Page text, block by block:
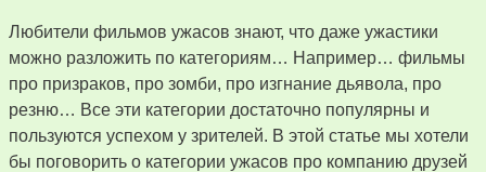
Любители фильмов ужасов знают, что даже ужастики
можно разложить по категориям… Например… фильмы
про призраков, про зомби, про изгнание дьявола, про
резню… Все эти категории достаточно популярны и
пользуются успехом у зрителей. В этой статье мы хотели
бы поговорить о категории ужасов про компанию друзей